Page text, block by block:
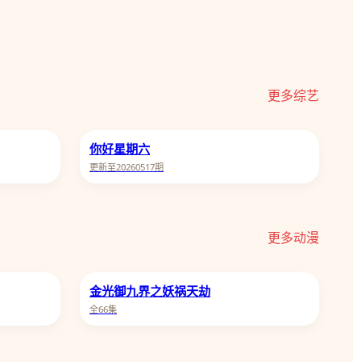
更多综艺
你好星期六
更新至20260517期
更多动漫
金光御九界之妖祸天劫
全66集